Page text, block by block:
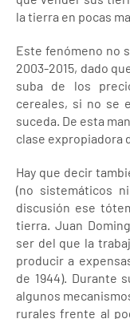
la tierra en pocas
Este fenómeno no
2003-2015, dado
suba de los
cereales, si no se
suceda. De esta
clase expropiadora
Hay que decir
(no sistemáticos
discusión ese
tierra. Juan
ser del que la
producir a
de 1944). Durante
algunos
rurales frente al